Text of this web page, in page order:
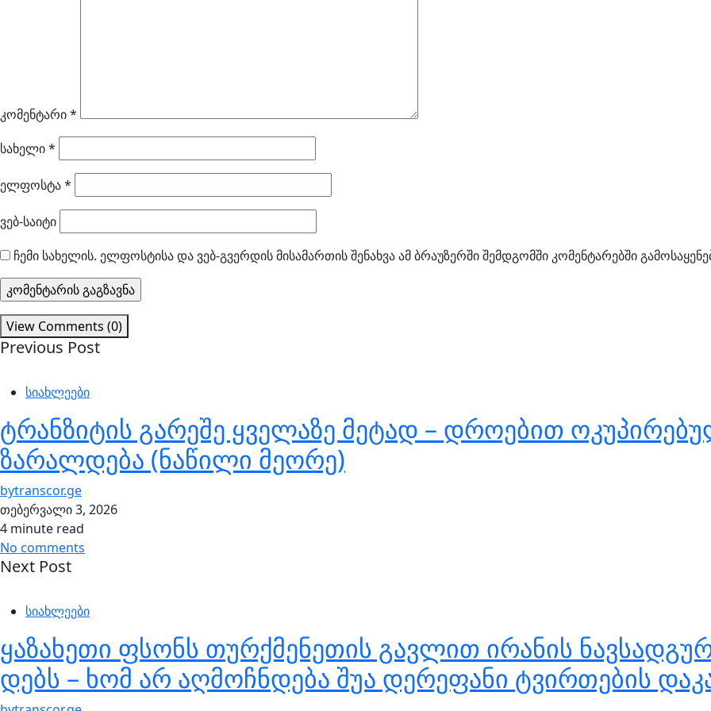
კომენტარი*
სახელი*
ელფოსტა*
ვებ-საიტი
ჩემი სახელის. ელფოსტისა და ვებ-გვერდის მისამართის შენახვა ამ ბრაუზერში შემდგომში კომენტარებში
View Comments (0)
Previous Post
სიახლეები
ტრანზიტის გარეშე ყველაზე მეტად – დროებით
ზარალდება (ნაწილი მეორე)
bytranscor.ge
თებერვალი 3, 2026
4 minute read
No comments
Next Post
სიახლეები
ყაზახეთი ფსონს თურქმენეთის გავლით ირანის
დებს – ხომ არ აღმოჩნდება შუა დერეფანი ტვირთების